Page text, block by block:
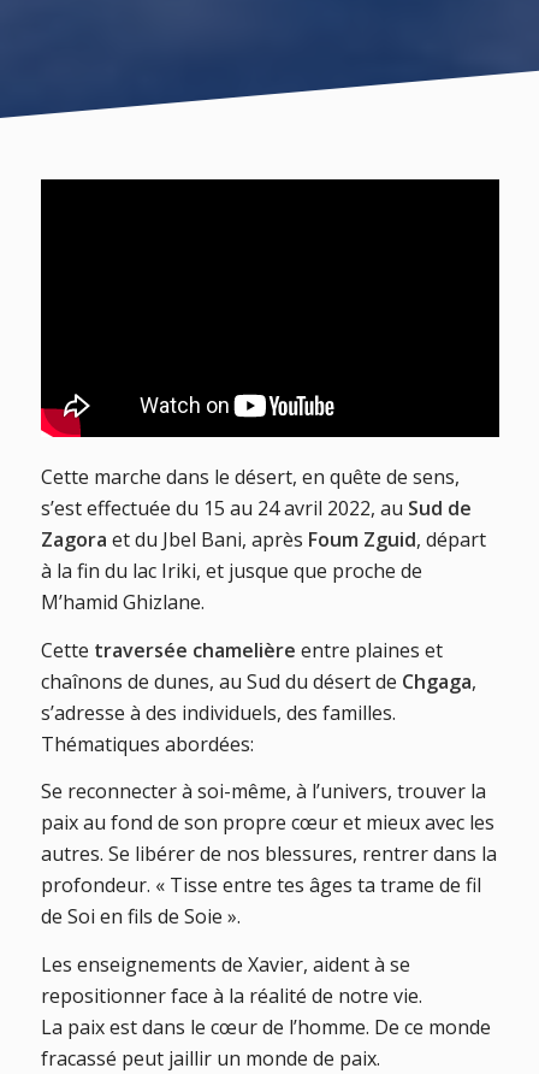
Cette marche dans le désert, en quête de sens,
s’est effectuée du 15 au 24 avril 2022, au Sud de
Zagora et du Jbel Bani, après Foum Zguid, départ
à la fin du lac Iriki, et jusque que proche de
M’hamid Ghizlane.
Cette traversée chamelière entre plaines et
chaînons de dunes, au Sud du désert de Chgaga,
s’adresse à des individuels, des familles.
Thématiques abordées:
Se reconnecter à soi-même, à l’univers, trouver la
paix au fond de son propre cœur et mieux avec les
autres. Se libérer de nos blessures, rentrer dans la
profondeur. « Tisse entre tes âges ta trame de fil
de Soi en fils de Soie ».
Les enseignements de Xavier, aident à se
repositionner face à la réalité de notre vie.
La paix est dans le cœur de l’homme. De ce monde
fracassé peut jaillir un monde de paix.